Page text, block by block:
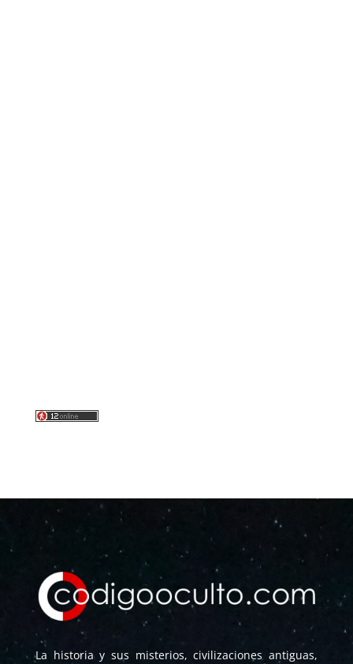
La historia y sus misterios, civilizaciones antiguas,